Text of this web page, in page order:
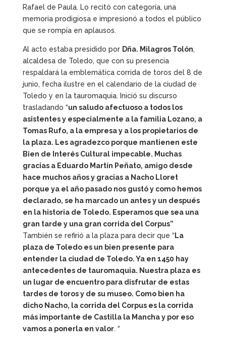
Rafael de Paula. Lo recitó con categoría, una
memoria prodigiosa e impresionó a todos el público
que se rompía en aplausos.
Al acto estaba presidido por Dña. Milagros Tolón,
alcaldesa de Toledo, que con su presencia
respaldará la emblemática corrida de toros del 8 de
junio, fecha ilustre en el calendario de la ciudad de
Toledo y en la tauromaquia. Inició su discurso
trasladando “un saludo afectuoso a todos los
asistentes y especialmente a la familia Lozano, a
Tomas Rufo, a la empresa y a los propietarios de
la plaza. Les agradezco porque mantienen este
Bien de Interés Cultural impecable. Muchas
gracias a Eduardo Martín Peñato, amigo desde
hace muchos años y gracias a Nacho Lloret
porque ya el año pasado nos gustó y como hemos
declarado, se ha marcado un antes y un después
en la historia de Toledo. Esperamos que sea una
gran tarde y una gran corrida del Corpus”
También se refirió a la plaza para decir que “ La
plaza de Toledo es un bien presente para
entender la ciudad de Toledo. Ya en 1450 hay
antecedentes de tauromaquia. Nuestra plaza es
un lugar de encuentro para disfrutar de estas
tardes de toros y de su museo. Como bien ha
dicho Nacho, la corrida del Corpus es la corrida
más importante de Castilla la Mancha y por eso
vamos a ponerla en valor. “